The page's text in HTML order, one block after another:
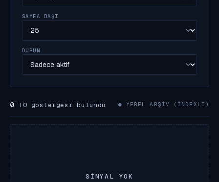
SAYFA BAŞI
DURUM
0 TO göstergesi bulundu ● YEREL ARŞIV (INDEXLI)
SINYAL YOK